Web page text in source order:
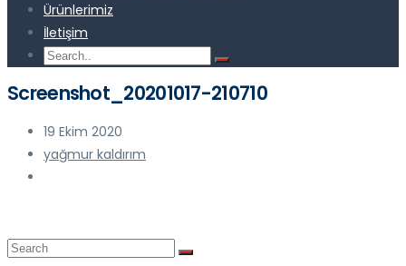
Ürünlerimiz
İletişim
Screenshot_20201017-210710
19 Ekim 2020
yağmur kaldırım